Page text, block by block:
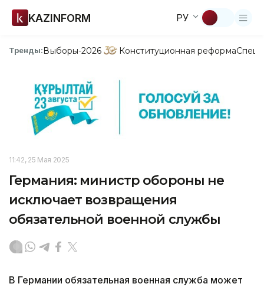
KAZINFORM РУ
Тренды:Выборы-2026 Конституционная реформа
11:42, 25 Мая 2025
Германия: министр обороны не
исключает возвращения
обязательной военной службы
В Германии обязательная военная служба может